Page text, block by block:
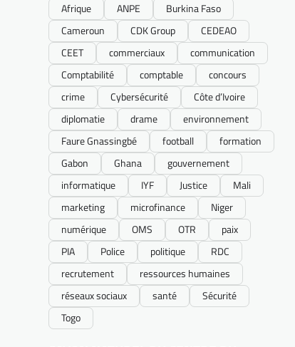
Afrique ANPE
Burkina Faso
Cameroun
CDK Group
CEDEAO
CEET
commerciaux
communication
Comptabilité
comptable
concours
crime
Cybersécurité
Côte d’Ivoire
diplomatie
drame
environnement
Faure Gnassingbé
football
formation
Gabon
Ghana
gouvernement
informatique
IYF Justice
Mali
marketing
microfinance
Niger
numérique
OMS OTR
paix
PIA
Police politique
RDC
recrutement
ressources humaines
réseaux sociaux
santé
Sécurité
Togo